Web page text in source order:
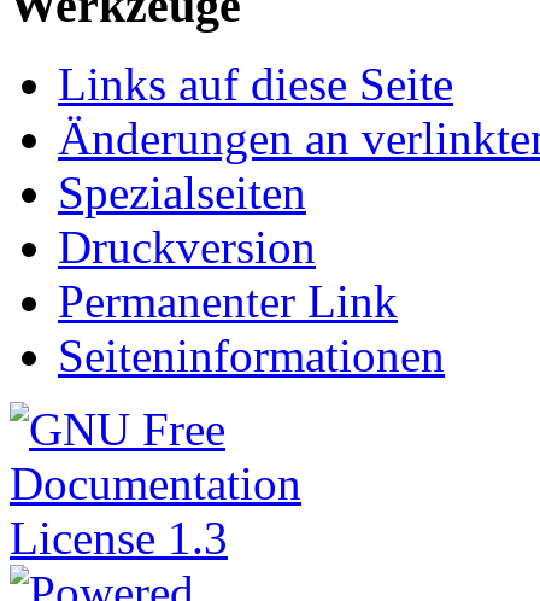
Links auf diese Seite
Änderungen an
Spezialseiten
Druckversion
Permanenter Link
Seiteninformationen